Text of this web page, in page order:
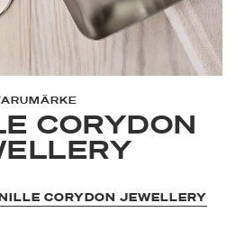
CORYDON
CORYDON JEWELLERY